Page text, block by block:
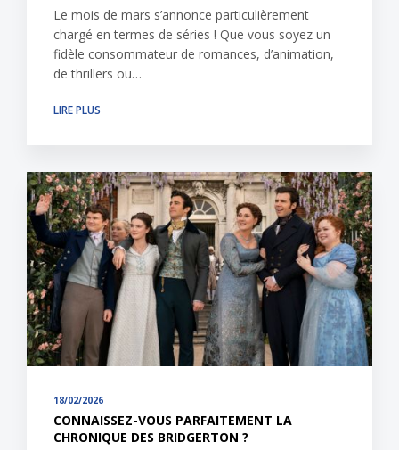
Le mois de mars s’annonce particulièrement
chargé en termes de séries ! Que vous soyez un
fidèle consommateur de romances, d’animation,
de thrillers ou…
LIRE PLUS
18/02/2026
CONNAISSEZ-VOUS PARFAITEMENT LA
CHRONIQUE DES BRIDGERTON ?